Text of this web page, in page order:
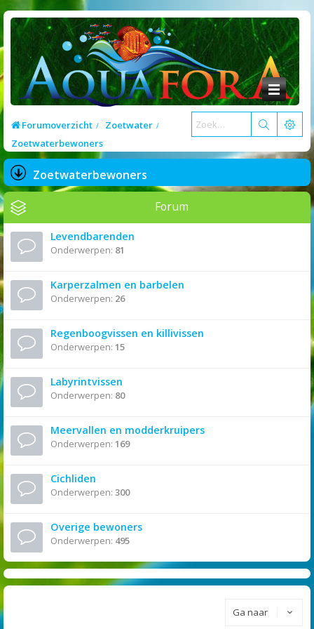
Forumoverzicht
Zoetwater
Zoetwaterbewoners
Zoetwaterbewoners
Forum
Levendbarenden
Onderwerpen: 81
Karperzalmen en barbelen
Onderwerpen: 26
Regenboogvissen en killivissen
Onderwerpen: 15
Labyrintvissen
Onderwerpen: 80
Meervallen en modderkruipers
Onderwerpen: 169
Cichliden
Onderwerpen: 300
Overige bewoners
Onderwerpen: 495
Ga naar